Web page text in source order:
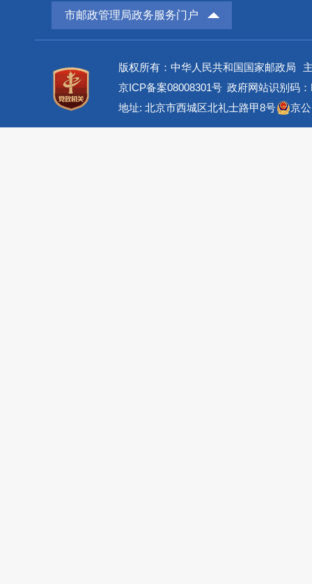
市邮政管理局政务服务门户
版权所有：中华人民共和国国家邮政局
京ICP备案08008301号 政府网站识别码
地址: 北京市西城区北礼士路甲8号
京